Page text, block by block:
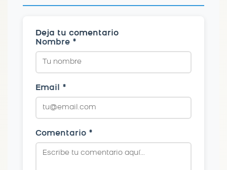
Deja tu comentario
Nombre *
Email *
Comentario *